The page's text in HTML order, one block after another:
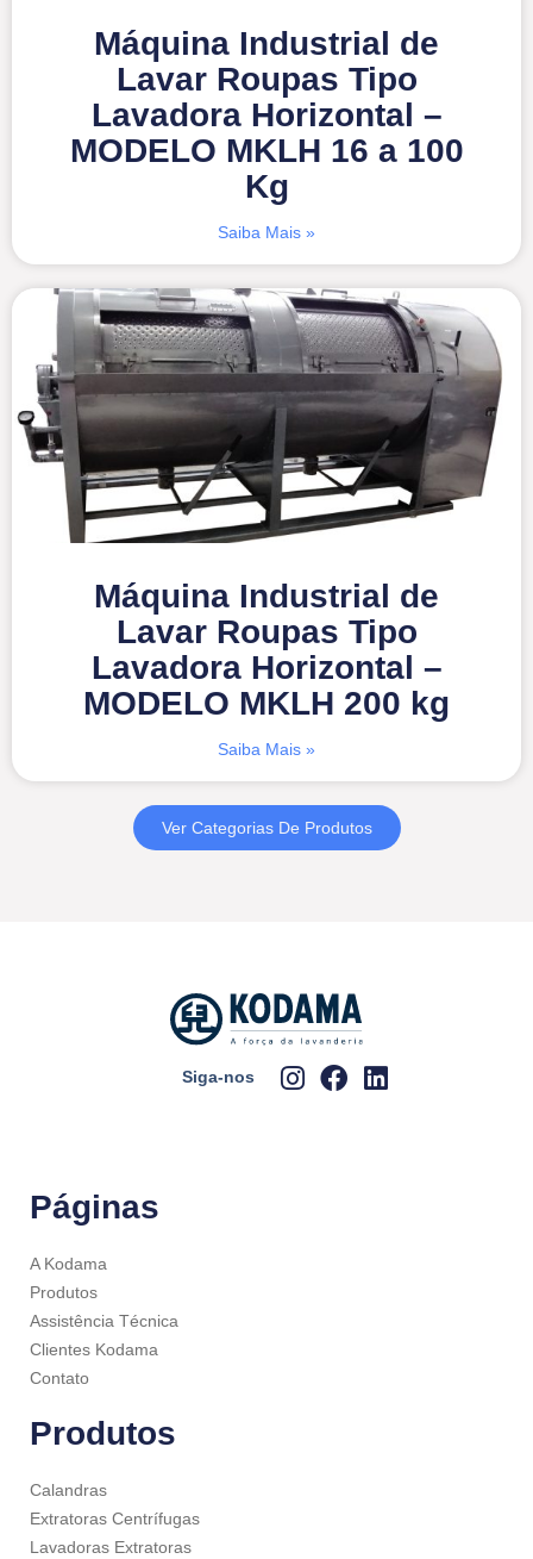
Máquina Industrial de
Lavar Roupas Tipo
Lavadora Horizontal –
MODELO MKLH 16 a 100
Kg
Saiba Mais »
Máquina Industrial de
Lavar Roupas Tipo
Lavadora Horizontal –
MODELO MKLH 200 kg
Saiba Mais »
Ver Categorias De Produtos
Siga-nos
Páginas
A Kodama
Produtos
Assistência Técnica
Clientes Kodama
Contato
Produtos
Calandras
Extratoras Centrífugas
Lavadoras Extratoras